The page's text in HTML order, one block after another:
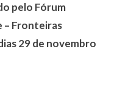
pelo Fórum
– Fronteiras
29 de novembro